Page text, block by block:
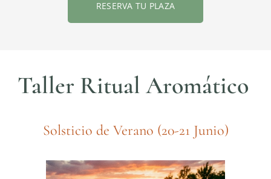
RESERVA TU PLAZA
Taller Ritual Aromático
Solsticio de Verano (20-21 Junio)